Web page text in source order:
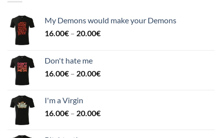
My Demons would make your Demons
16.00€ – 20.00€
Don't hate me
16.00€ – 20.00€
I'm a Virgin
16.00€ – 20.00€